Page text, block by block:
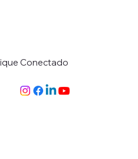
Conectado